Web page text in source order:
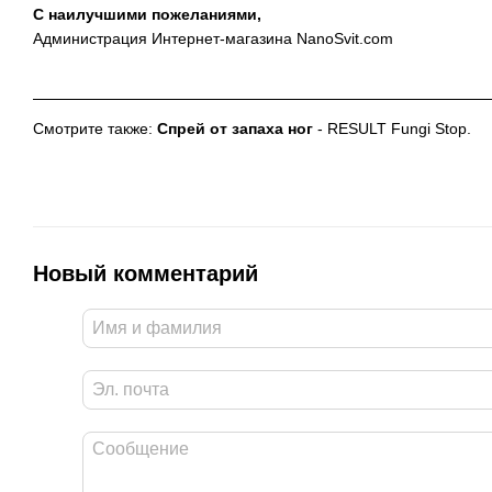
C наилучшими пожеланиями,
Администрация Интернет-магазина NanoSvit.com
Смотрите также: Спрей от запаха ног - RESULT Fungi Stop.
Новый комментарий